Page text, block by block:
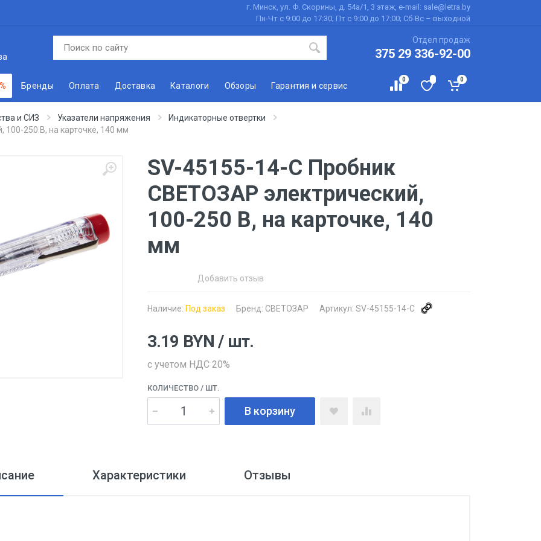
г. Минск, ул. Ф. Скорины, д. 54а/1, 3 этаж, e-mail: sale@letra.by
Пн-Чт с 9:00 до 17:30; Пт с 9:00 до 17:00; Сб-Вс – выходной
Отдел продаж
375 29 336-92-00
Бренды Оплата Доставка Каталоги Обзоры Гарантия и сервис
0 0
и СИЗ Указатели напряжения
Индикаторные отвертки
250 В, на карточке, 140 мм
SV-45155-14-C Пробник
СВЕТОЗАР электрический,
100-250 В, на карточке, 140
мм
Добавить отзыв
Наличие: Под заказ Бренд: СВЕТОЗАР Артикул: SV-45155-14-C
3.19 BYN / шт.
с учетом НДС 20%
КОЛИЧЕСТВО / ШТ.
В корзину
Характеристики Отзывы